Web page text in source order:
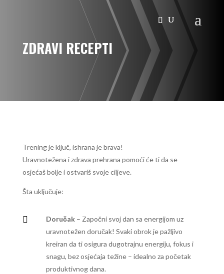
ZDRAVI RECEPTI
Trening je ključ, ishrana je brava!
Uravnotežena i zdrava prehrana pomoći će ti da se
osjećaš bolje i ostvariš svoje ciljeve.
Šta uključuje:
 Doručak– Započni svoj dan sa energijom uz
uravnotežen doručak! Svaki obrok je pažljivo
kreiran da ti osigura dugotrajnu energiju, fokus i
snagu, bez osjećaja težine – idealno za početak
produktivnog dana.